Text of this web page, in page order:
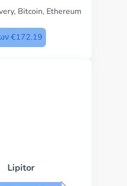
Bitcoin, Ethereum
€172.19